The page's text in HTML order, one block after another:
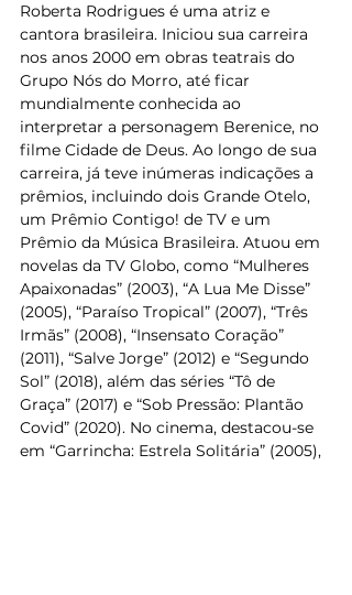
Roberta Rodrigues é uma atriz e
cantora brasileira. Iniciou sua carreira
nos anos 2000 em obras teatrais do
Grupo Nós do Morro, até ficar
mundialmente conhecida ao
interpretar a personagem Berenice, no
filme Cidade de Deus. Ao longo de sua
carreira, já teve inúmeras indicações a
prêmios, incluindo dois Grande Otelo,
um Prêmio Contigo! de TV e um
Prêmio da Música Brasileira. Atuou em
novelas da TV Globo, como “Mulheres
Apaixonadas” (2003), “A Lua Me Disse”
(2005), “Paraíso Tropical” (2007), “Três
Irmãs” (2008), “Insensato Coração”
(2011), “Salve Jorge” (2012) e “Segundo
Sol” (2018), além das séries “Tô de
Graça” (2017) e “Sob Pressão: Plantão
Covid” (2020). No cinema, destacou-se
em “Garrincha: Estrela Solitária” (2005),